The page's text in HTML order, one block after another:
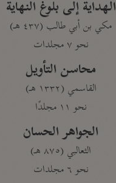
الهداية إلى بلوغ النهاية
مكي بن أبي طالب (٤٣٧ هـ)
نحو ٧ مجلدات
محاسن التأويل
القاسمي (١٣٣٢ هـ)
نحو ١١ مجلدًا
الجواهر الحسان
الثعالبي (٨٧٥ هـ)
نحو ٦ مجلدات